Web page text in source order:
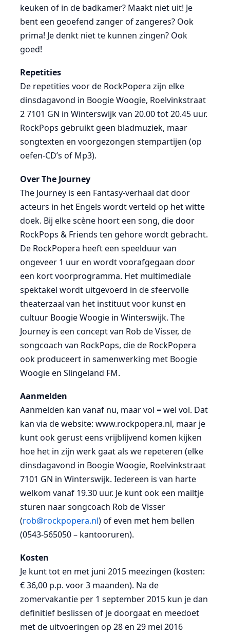
keuken of in de badkamer? Maakt niet uit! Je
bent een geoefend zanger of zangeres? Ook
prima! Je denkt niet te kunnen zingen? Ook
goed!
Repetities
De repetities voor de RockPopera zijn elke
dinsdagavond in Boogie Woogie, Roelvinkstraat
2 7101 GN in Winterswijk van 20.00 tot 20.45 uur.
RockPops gebruikt geen bladmuziek, maar
songtexten en voorgezongen stempartijen (op
oefen-CD’s of Mp3).
Over The Journey
The Journey is een Fantasy-verhaal dat door
acteurs in het Engels wordt verteld op het witte
doek. Bij elke scène hoort een song, die door
RockPops & Friends ten gehore wordt gebracht.
De RockPopera heeft een speelduur van
ongeveer 1 uur en wordt voorafgegaan door
een kort voorprogramma. Het multimediale
spektakel wordt uitgevoerd in de sfeervolle
theaterzaal van het instituut voor kunst en
cultuur Boogie Woogie in Winterswijk. The
Journey is een concept van Rob de Visser, de
songcoach van RockPops, die de RockPopera
ook produceert in samenwerking met Boogie
Woogie en Slingeland FM.
Aanmelden
Aanmelden kan vanaf nu, maar vol = wel vol. Dat
kan via de website: www.rockpopera.nl, maar je
kunt ook gerust eens vrijblijvend komen kijken
hoe het in zijn werk gaat als we repeteren (elke
dinsdagavond in Boogie Woogie, Roelvinkstraat
7101 GN in Winterswijk. Iedereen is van harte
welkom vanaf 19.30 uur. Je kunt ook een mailtje
sturen naar songcoach Rob de Visser
(rob@rockpopera.nl) of even met hem bellen
(0543-565050 – kantooruren).
Kosten
Je kunt tot en met juni 2015 meezingen (kosten:
€ 36,00 p.p. voor 3 maanden). Na de
zomervakantie per 1 september 2015 kun je dan
definitief beslissen of je doorgaat en meedoet
met de uitvoeringen op 28 en 29 mei 2016